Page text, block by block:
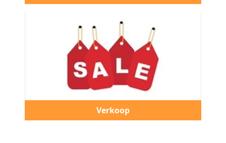
Verkoop